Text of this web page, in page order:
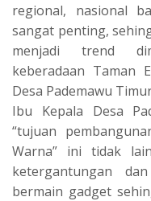
regional, nasional
sangat penting,
menjadi trend
keberadaan Taman
Desa Pademawu
Ibu Kepala Desa
“tujuan
Warna” ini tidak
ketergantungan
bermain gadget